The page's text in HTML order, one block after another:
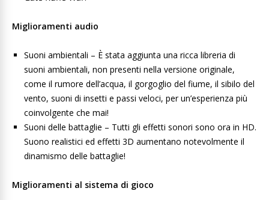
Miglioramenti audio
Suoni ambientali – È stata aggiunta una ricca libreria di
suoni ambientali, non presenti nella versione originale,
come il rumore dell’acqua, il gorgoglio del fiume, il sibilo del
vento, suoni di insetti e passi veloci, per un’esperienza più
coinvolgente che mai!
Suoni delle battaglie – Tutti gli effetti sonori sono ora in HD.
Suono realistici ed effetti 3D aumentano notevolmente il
dinamismo delle battaglie!
Miglioramenti al sistema di gioco